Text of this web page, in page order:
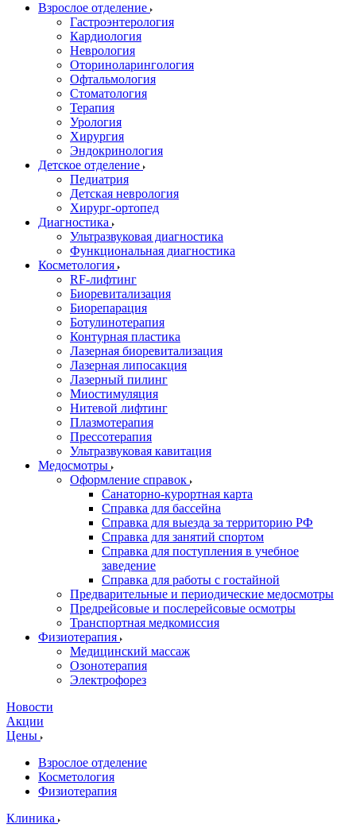
Взрослое отделение
Гастроэнтерология
Кардиология
Неврология
Оториноларингология
Офтальмология
Стоматология
Терапия
Урология
Хирургия
Эндокринология
Детское отделение
Педиатрия
Детская неврология
Хирург-ортопед
Диагностика
Ультразвуковая диагностика
Функциональная диагностика
Косметология
RF-лифтинг
Биоревитализация
Биорепарация
Ботулинотерапия
Контурная пластика
Лазерная биоревитализация
Лазерная липосакция
Лазерный пилинг
Миостимуляция
Нитевой лифтинг
Плазмотерапия
Прессотерапия
Ультразвуковая кавитация
Медосмотры
Оформление справок
Санаторно-курортная карта
Справка для бассейна
Справка для выезда за территорию РФ
Справка для занятий спортом
Справка для поступления в учебное
заведение
Справка для работы с гостайной
Предварительные и периодические медосмотры
Предрейсовые и послерейсовые осмотры
Транспортная медкомиссия
Физиотерапия
Медицинский массаж
Озонотерапия
Электрофорез
Новости
Акции
Цены
Взрослое отделение
Косметология
Физиотерапия
Клиника